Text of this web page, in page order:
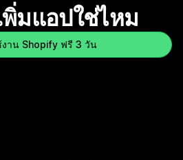
พิ่มแอปใช่ไหม
าน Shopify ฟรี 3 วัน